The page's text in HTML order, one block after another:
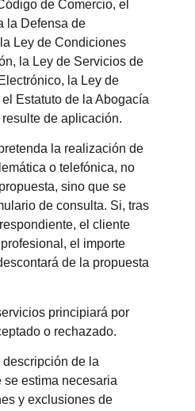
de Comercio, el
la Defensa de
Ley de Condiciones
la Ley de Servicios de
la Ley de
Estatuto de la Abogacía
de aplicación.
la realización de
o telefónica, no
sino que se
de consulta. Si, tras
el cliente
el importe
de la propuesta
principiará por
o rechazado.
de la
estima necesaria
y exclusiones de